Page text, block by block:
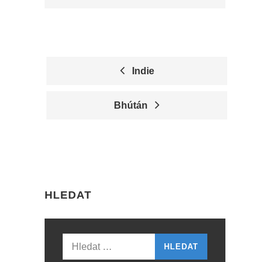
A
V
Indie
Bhútán
HLEDAT
Vyhledávání